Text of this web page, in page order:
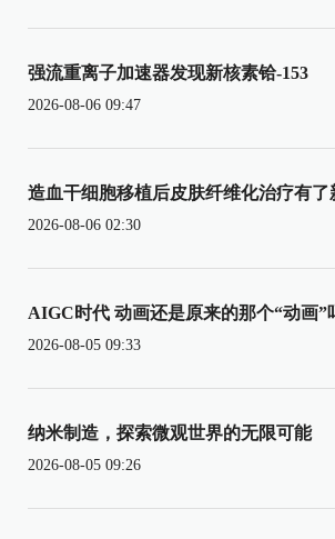
强流重离子加速器发现新核素铪-153
2026-08-06 09:47
造血干细胞移植后皮肤纤维化治疗有了
2026-08-06 02:30
AIGC时代 动画还是原来的那个“动画”
2026-08-05 09:33
纳米制造，探索微观世界的无限可能
2026-08-05 09:26